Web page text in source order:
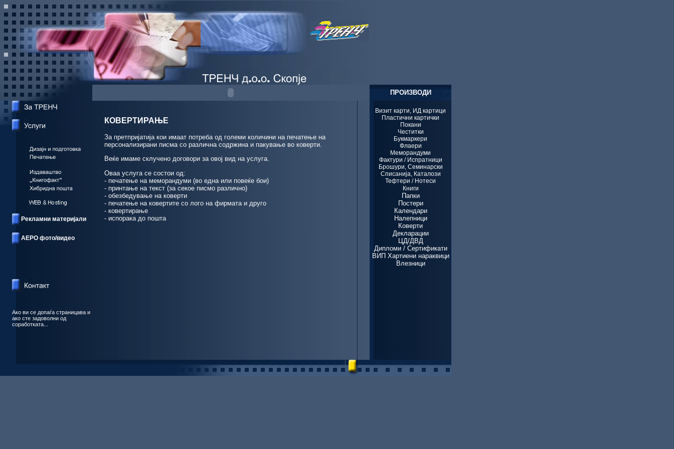
ПРОИЗВОДИ
Рекламни материјали
АЕРО фото/видео
Ако ви се допаѓа страницава и
ако сте задоволни од
соработката...
КОВЕРТИРАЊЕ
За претпријатија кои имаат потреба од големи количини на печатење на
персонализирани писма со различна содржина и пакување во коверти.
Веќе имаме склучено договори за овој вид на услуга.
Оваа услуга се состои од:
- печатење на меморандуми (во една или повеќе бои)
- принтање на текст (за секое писмо различно)
- обезбедување на коверти
- печатење на ковертите со лого на фирмата и друго
- ковертирање
- испорака до пошта
Визит карти, ИД картици
Пластични картички
Покани
Честитки
Букмаркери
Флаери
Меморандуми
Фактури / Испратници
Брошури, Семинарски
Списанија, Каталози
Тефтери / Нотеси
Книги
Папки
Постери
Календари
Налепници
Коверти
Декларации
ЦД/ДВД
Дипломи / Сертификати
ВИП Хартиени нараквици
Влезници